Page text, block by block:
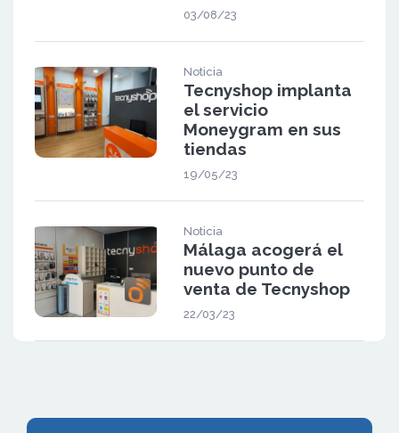
03/08/23
Noticia
Tecnyshop implanta
el servicio
Moneygram en sus
tiendas
19/05/23
Noticia
Málaga acogerá el
nuevo punto de
venta de Tecnyshop
22/03/23